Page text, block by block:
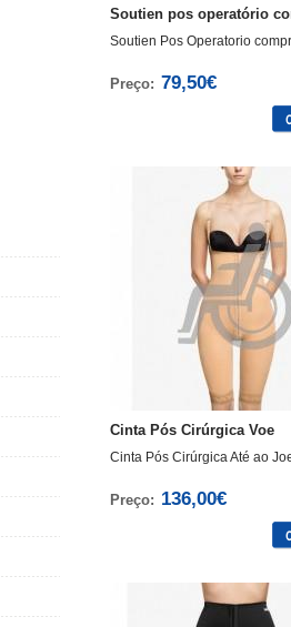
Soutien pos operatório
Soutien Pos Operatorio
Preço: 79,50€
Cinta Pós Cirúrgica Voe
Cinta Pós Cirúrgica Até ao
Preço: 136,00€